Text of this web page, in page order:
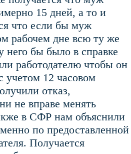
15 дней, а то и
что если бы муж
рабочем дне всю ту же
него бы было в справке
работодателю чтобы он
учетом 12 часовом
отказ,
не вправе менять
в СФР нам объяснили
по предоставленной
Получается